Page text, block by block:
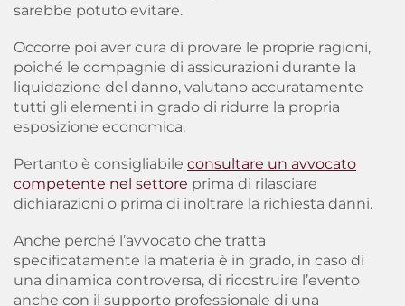
sarebbe potuto evitare.
Occorre poi aver cura di provare le proprie ragioni,
poiché le compagnie di assicurazioni durante la
liquidazione del danno, valutano accuratamente
tutti gli elementi in grado di ridurre la propria
esposizione economica.
Pertanto è consigliabile consultare un avvocato
competente nel settore prima di rilasciare
dichiarazioni o prima di inoltrare la richiesta danni.
Anche perché l’avvocato che tratta
specificatamente la materia è in grado, in caso di
una dinamica controversa, di ricostruire l’evento
anche con il supporto professionale di una